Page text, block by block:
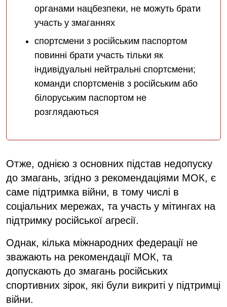
органами нацбезпеки, не можуть брати
участь у змаганнях
спортсмени з російським паспортом
повинні брати участь тільки як
індивідуальні нейтральні спортсмени;
команди спортсменів з російським або
білоруським паспортом не
розглядаються
Отже, однією з основних підстав недопуску
до змагань, згідно з рекомендаціями МОК, є
саме підтримка війни, в тому числі в
соціальних мережах, та участь у мітингах на
підтримку російської агресії.
Однак, кілька міжнародних федерації не
зважають на рекомендації МОК, та
допускають до змагань російських
спортивних зірок, які були викриті у підтримці
війни.